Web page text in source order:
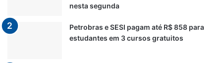
nesta segunda
Petrobras e SESI pagam até R$ 858 para
estudantes em 3 cursos gratuitos